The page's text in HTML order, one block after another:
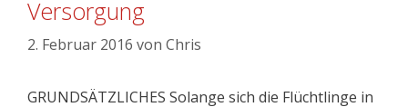
Versorgung
2. Februar 2016 von Chris
GRUNDSÄTZLICHES Solange sich die Flüchtlinge in